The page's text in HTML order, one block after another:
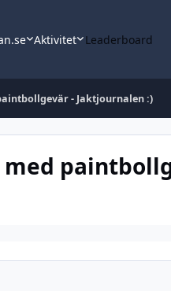
Aktivitet Leaderboard
- Jaktjournalen :)